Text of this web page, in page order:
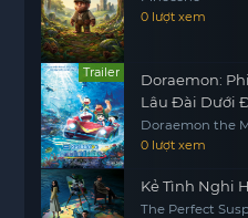
0 lượt xem
Trailer
Doraemon:
Lâu Đài Dưới
Doraemon the
Castle of the
0 lượt xem
Kẻ Tình Nghi
The Perfect